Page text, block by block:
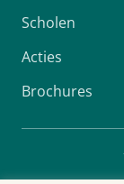
Scholen
Acties
Brochures